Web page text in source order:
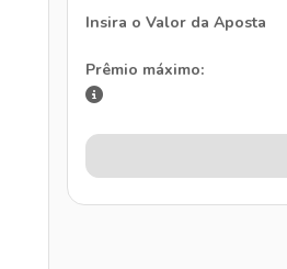
Insira o Valor da Aposta
Prêmio máximo: